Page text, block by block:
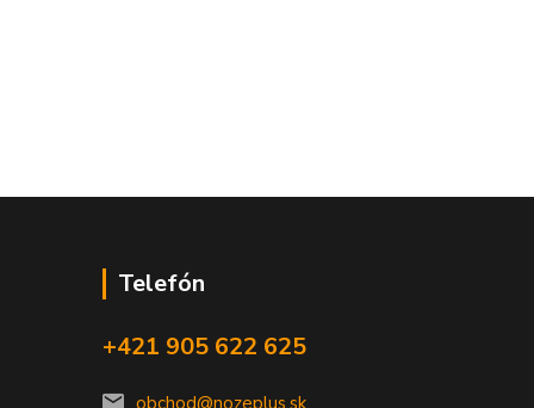
Telefón
+421 905 622 625
obchod@nozeplus.sk